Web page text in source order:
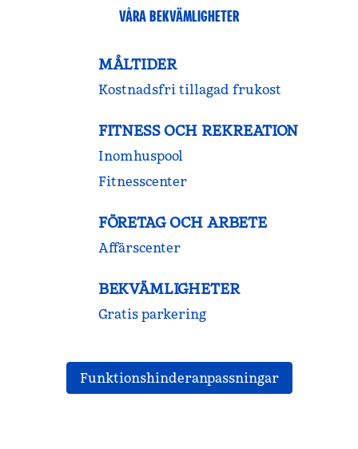
VÅRA BEKVÄMLIGHETER
MÅLTIDER
Kostnadsfri tillagad frukost
FITNESS OCH REKREATION
Inomhuspool
Fitnesscenter
FÖRETAG OCH ARBETE
Affärscenter
BEKVÄMLIGHETER
Gratis parkering
Funktionshinderanpassningar